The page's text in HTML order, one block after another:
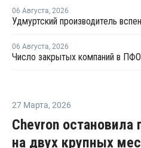
06 Августа, 2026
06 Августа, 2026
27 Марта, 2026
Chevron остановила
на двух крупных